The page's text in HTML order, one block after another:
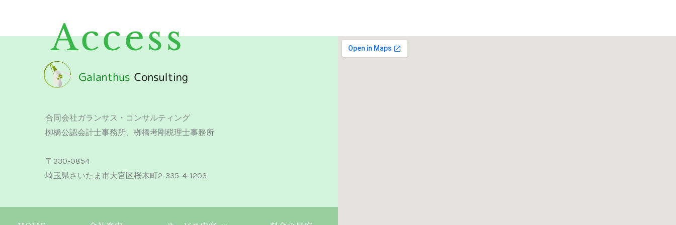
Access
合同会社ガランサス・コンサルティング
栁橋公認会計士事務所、栁橋考剛税理士事務所
〒330-0854
埼玉県さいたま市大宮区桜木町2-335-4-1203